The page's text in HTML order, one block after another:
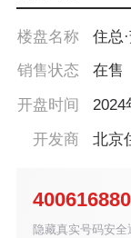
楼盘名称
住总
销售状态
在售
开盘时间
2024
开发商
北京
隐藏真实号码安